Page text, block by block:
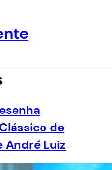
de
André Luiz